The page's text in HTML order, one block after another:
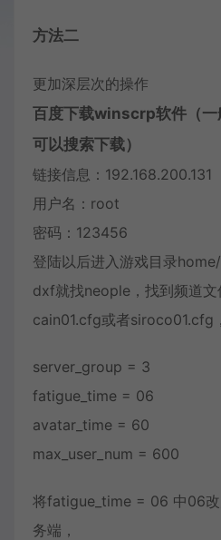
方法二
更加深层次的操作
百度下载winscrp软件（一
可以搜索下载）
链接信息：192.168.200.131
用户名：root
密码：123456
登陆以后进入游戏目录
dxf就找neople，找到频道文
cain01.cfg或者siroco01.cfg
server_group = 3
fatigue_time = 06
avatar_time = 60
max_user_num = 600
将fatigue_time = 06 中06
务端，